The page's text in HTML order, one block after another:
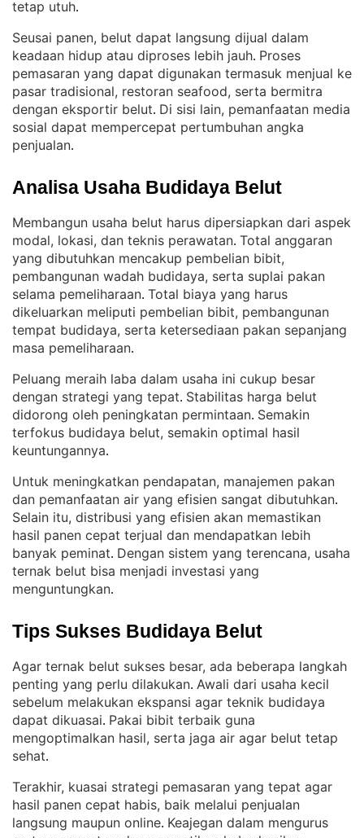
tetap utuh.
Seusai panen, belut dapat langsung dijual dalam
keadaan hidup atau diproses lebih jauh. Proses
pemasaran yang dapat digunakan termasuk menjual ke
pasar tradisional, restoran seafood, serta bermitra
dengan eksportir belut. Di sisi lain, pemanfaatan media
sosial dapat mempercepat pertumbuhan angka
penjualan.
Analisa Usaha Budidaya Belut
Membangun usaha belut harus dipersiapkan dari aspek
modal, lokasi, dan teknis perawatan. Total anggaran
yang dibutuhkan mencakup pembelian bibit,
pembangunan wadah budidaya, serta suplai pakan
selama pemeliharaan. Total biaya yang harus
dikeluarkan meliputi pembelian bibit, pembangunan
tempat budidaya, serta ketersediaan pakan sepanjang
masa pemeliharaan.
Peluang meraih laba dalam usaha ini cukup besar
dengan strategi yang tepat. Stabilitas harga belut
didorong oleh peningkatan permintaan. Semakin
terfokus budidaya belut, semakin optimal hasil
keuntungannya.
Untuk meningkatkan pendapatan, manajemen pakan
dan pemanfaatan air yang efisien sangat dibutuhkan
Selain itu, distribusi yang efisien akan memastikan
hasil panen cepat terjual dan mendapatkan lebih
banyak peminat. Dengan sistem yang terencana, usaha
ternak belut bisa menjadi investasi yang
menguntungkan.
Tips Sukses Budidaya Belut
Agar ternak belut sukses besar, ada beberapa langkah
penting yang perlu dilakukan. Awali dari usaha kecil
sebelum melakukan ekspansi agar teknik budidaya
dapat dikuasai. Pakai bibit terbaik guna
mengoptimalkan hasil, serta jaga air agar belut tetap
sehat.
Terakhir, kuasai strategi pemasaran yang tepat agar
hasil panen cepat habis, baik melalui penjualan
langsung maupun online. Keajegan dalam mengurus